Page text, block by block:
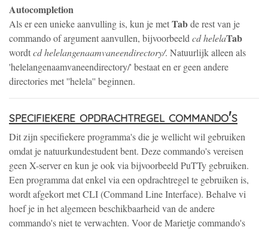
Autocompletion
Als er een unieke aanvulling is, kun je metTabde rest van je
commando of argument aanvullen, bijvoorbeeld cd helelaTab
wordtcd helelangenaamvaneendirectory/. Natuurlijk alleen als
'helelangenaamvaneendirectory/' bestaat en er geen andere
directories met ''helela'' beginnen.
specifiekere opdrachtregel commando's
Dit zijn specifiekere programma's die je wellicht wil gebruiken
omdat je natuurkundestudent bent. Deze commando's vereisen
geen X-server en kun je ook via bijvoorbeeld PuTTy gebruiken.
Een programma dat enkel via een opdrachtregel te gebruiken is,
wordt afgekort met CLI (Command Line Interface). Behalve vi
hoef je in het algemeen beschikbaarheid van de andere
commando's niet te verwachten. Voor de Marietje commando's